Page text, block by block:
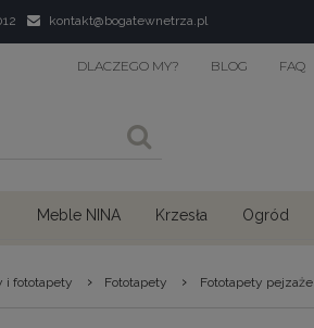
kontakt@bogatewnetrza.pl
DLACZEGO MY? BLOG FAQ
Meble NINA Krzesła Ogród
i fototapety › Fototapety › Fototapety pejzaże